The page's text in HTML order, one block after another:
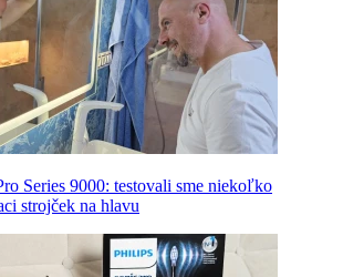
Series 9000: testovali sme niekoľko
strojček na hlavu